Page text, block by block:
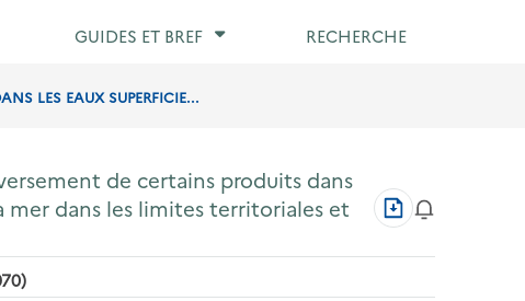
utilisateur
GUIDES ET BREF RECHERCHE
LES EAUX SUPERFICIE...
de certains produits dans
mer dans les limites territoriales et
Télécharger
au